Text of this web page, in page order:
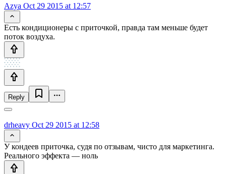
Azya Oct 29 2015 at 12:57
Есть кондиционеры с приточкой, правда там меньше будет
поток воздуха.
Reply
drheavy Oct 29 2015 at 12:58
У кондеев приточка, судя по отзывам, чисто для маркетинга.
Реального эффекта — ноль